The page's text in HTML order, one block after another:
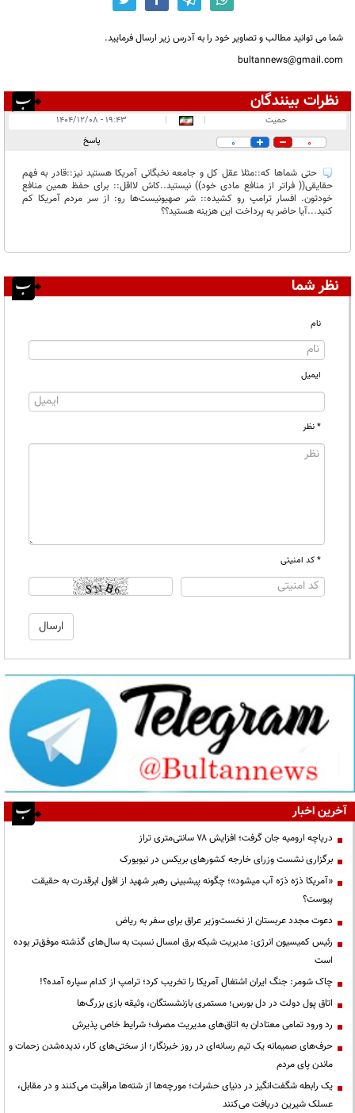
شما می توانید مطالب و تصاویر خود را به آدرس زیر ارسال فرمایید.
bultannews@gmail.com
نظرات بینندگان
در انتظار بررسی:
حمیت |
|
۱۹:۴۳ - ۱۴۰۴/۱۲/۰۸
0
0 پاسخ
حتی شماها که::مثلا عقل کل و جامعه نخبگانی آمریکا هستید نیز::قادر به فهم
حقایقی(( فراتر از منافع مادی خود)) نیستید..کاش لااقل:: برای حفظ همین منافع
خودتون. افسار ترامپ رو کشیده:: شر صهیونیست‌ها رو: از سر مردم آمریکا کم
کنید...آیا حاضر به پرداخت این هزینه هستید؟؟
نظر شما
نام
ایمیل
* نظر
* کد امنیتی
آخرین اخبار
دریاچه ارومیه جان گرفت؛ افزایش ۷۸ سانتی‌متری تراز
برگزاری نشست وزرای خارجه کشورهای بریکس در نیویورک
«آمریکا ذرّه ذرّه آب میشود»؛ چگونه پیشبینی رهبر شهید از افول ابرقدرت به حقیقت
پیوست؟
دعوت مجدد عربستان از نخست‌وزیر عراق برای سفر به ریاض
رئیس کمیسیون انرژی: مدیریت شبکه برق امسال نسبت به سال‌های گذشته موفق‌تر بوده
است
چاک شومر: جنگ ایران اشتغال آمریکا را تخریب کرد؛ ترامپ از کدام سیاره آمده؟!
اتاق پول دولت در دل بورس؛ مستمری بازنشستگان، وثیقه بازی بزرگ‌ها
رد ورود تمامی معتادان به اتاق‌های مدیریت مصرف؛ شرایط خاص پذیرش
حرف‌های صمیمانه یک تیم رسانه‌ای در روز خبرنگار؛ از سختی‌های کار، ندیده‌شدن زحمات و
ماندن پای مردم
یک رابطه شگفت‌انگیز در دنیای حشرات؛ مورچه‌ها از شته‌ها مراقبت می‌کنند و در مقابل،
عسلک شیرین دریافت می‌کنند